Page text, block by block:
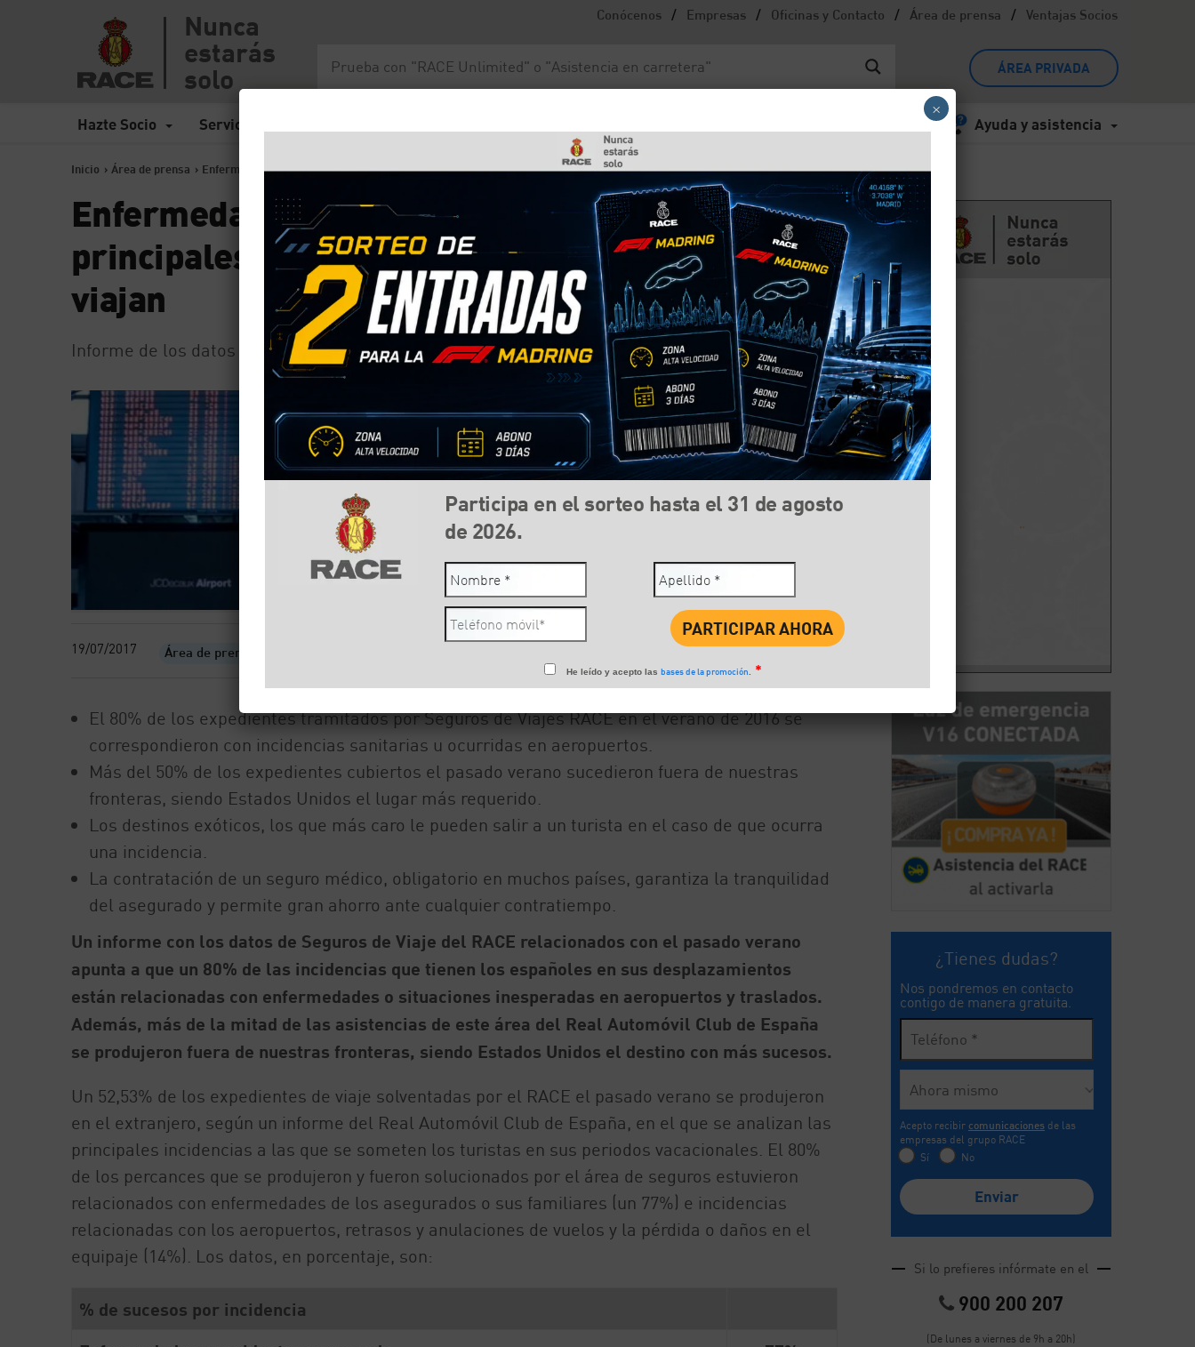
Conócenos / Empresas / Oficinas y Contacto / Área de prensa / Ventajas Socios
Nunca
estarás
solo
ÁREA PRIVADA
Hazte Socio Servicios Ayuda y asistencia
Inicio > Área de prensa > Enfermedades e incidencias en traslados, principales problemas de los españoles cuando viajan
Enfermedades e incidencias en traslados,
principales problemas de los españoles cuando
viajan
Informe de los datos del área de Seguros del RACE de cara a las vacaciones estivales de 2017
19/07/2017 Área de prensa Compartir: Facebook
TwitterWhatsApp
El 80% de los expedientes tramitados por Seguros de Viajes RACE en el verano de 2016 se
correspondieron con incidencias sanitarias u ocurridas en aeropuertos.
Más del 50% de los expedientes cubiertos el pasado verano sucedieron fuera de nuestras
fronteras, siendo Estados Unidos el lugar más requerido.
Los destinos exóticos, los que más caro le pueden salir a un turista en el caso de que ocurra
una incidencia.
La contratación de un seguro médico, obligatorio en muchos países, garantiza la tranquilidad
del asegurado y permite gran ahorro ante cualquier contratiempo.
Un informe con los datos de Seguros de Viaje del RACE relacionados con el pasado verano
apunta a que un 80% de las incidencias que tienen los españoles en sus desplazamientos
están relacionadas con enfermedades o situaciones inesperadas en aeropuertos y traslados.
Además, más de la mitad de las asistencias de este área del Real Automóvil Club de España
se produjeron fuera de nuestras fronteras, siendo Estados Unidos el destino con más sucesos.
Un 52,53% de los expedientes de viaje solventadas por el RACE el pasado verano se produjeron
en el extranjero, según un informe del Real Automóvil Club de España, en el que se analizan las
principales incidencias a las que se someten los turistas en sus periodos vacacionales. El 80%
de los percances que se produjeron y fueron solucionados por el área de seguros estuvieron
relacionados con enfermedades de los asegurados o sus familiares (un 77%) e incidencias
relacionadas con los aeropuertos, retrasos y anulaciones de vuelos y la pérdida o daños en el
equipaje (14%). Los datos, en porcentaje, son:
% de sucesos por incidencia
¿Tienes dudas?
Nos pondremos en contacto
contigo de manera gratuita.
Acepto recibir comunicaciones de las
empresas del grupo RACE
Sí
No
Si lo prefieres infórmate en el
900 200 207
(De lunes a viernes de 9h a 20h)
Participa en el sorteo hasta el 31 de agosto
de 2026.
He leído y acepto lasbases de la promoción. *
×